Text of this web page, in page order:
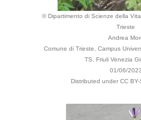
© Dipartimento di Scienze della
Trieste
Andrea
Comune di Trieste, Campus
TS, Friuli Venezia
01/06/2023
Distributed under CC BY-